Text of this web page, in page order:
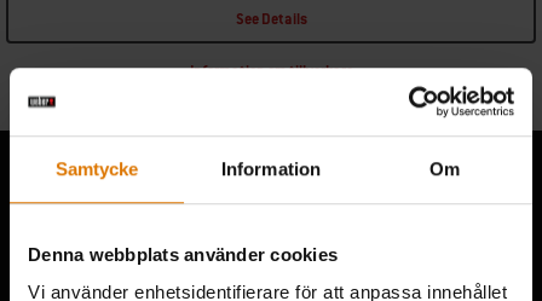
Samtycke Information Om
Denna webbplats använder cookies
Vi använder enhetsidentifierare för att anpassa innehållet
See Details
Information om tillverkare
Lyssna på andra grillare